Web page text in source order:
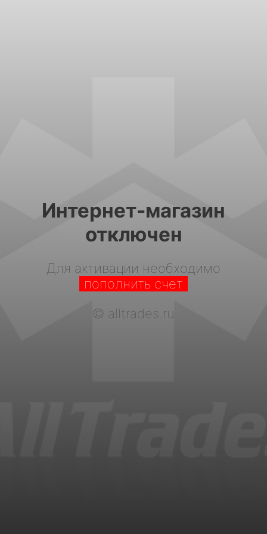
Интернет-магазин
отключен
Для активации необходимо
пополнить счет
© alltrades.ru